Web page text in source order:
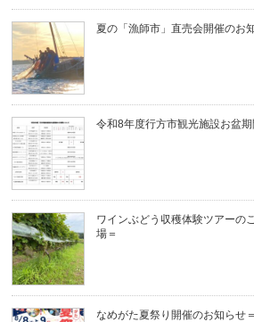
夏の「漁師市」直売会開催のお
令和8年度行方市観光施設お盆
ワインぶどう収穫体験ツアーの
場＝
なめがた夏祭り開催のお知らせ